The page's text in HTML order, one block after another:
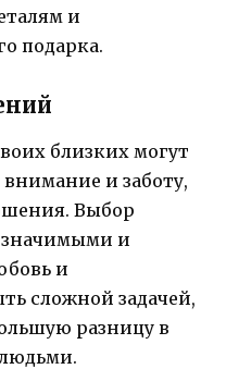
и
подарка.
близких могут
и заботу,
Выбор
значимыми и
и
сложной задачей,
разницу в